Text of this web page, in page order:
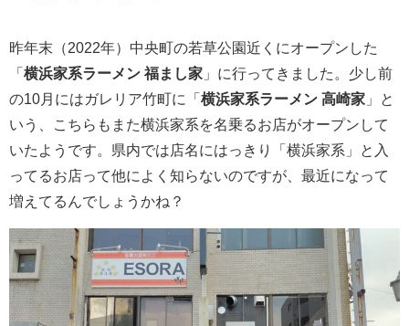
昨年末（2022年）中央町の若草公園近くにオープンした
「 横浜家系ラーメン 福まし家 」に行ってきました。少し前
の10月にはガレリア竹町に「 横浜家系ラーメン 高崎家 」と
いう、こちらもまた横浜家系を名乗るお店がオープンして
いたようです。県内では店名にはっきり「横浜家系」と入
ってるお店って他によく知らないのですが、最近になって
増えてるんでしょうかね？